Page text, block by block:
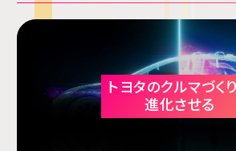
トヨタのクルマづく
進化させる